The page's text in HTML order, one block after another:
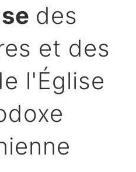
des
et des
l'Église